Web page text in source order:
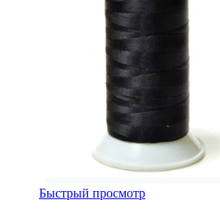
Быстрый просмотр